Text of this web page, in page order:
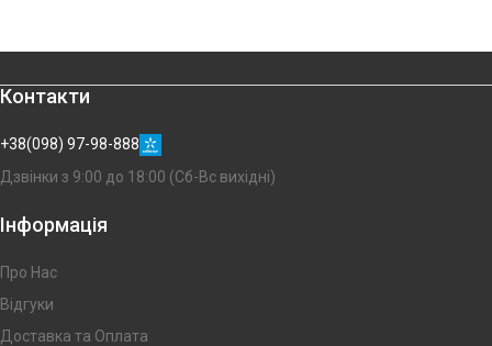
Контакти
+38(098) 97-98-888
Дзвінки з 9:00 до 18:00 (Сб-Вс вихідні)
Інформація
Про Нас
Відгуки
Доставка та Оплата